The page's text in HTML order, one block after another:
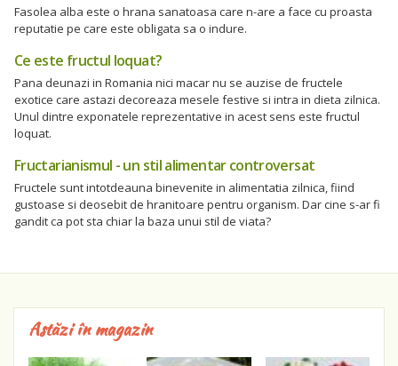
Fasolea alba este o hrana sanatoasa care n-are a face cu proasta
reputatie pe care este obligata sa o indure.
Ce este fructul loquat?
Pana deunazi in Romania nici macar nu se auzise de fructele
exotice care astazi decoreaza mesele festive si intra in dieta zilnica.
Unul dintre exponatele reprezentative in acest sens este fructul
loquat.
Fructarianismul - un stil alimentar controversat
Fructele sunt intotdeauna binevenite in alimentatia zilnica, fiind
gustoase si deosebit de hranitoare pentru organism. Dar cine s-ar fi
gandit ca pot sta chiar la baza unui stil de viata?
Astăzi în magazin